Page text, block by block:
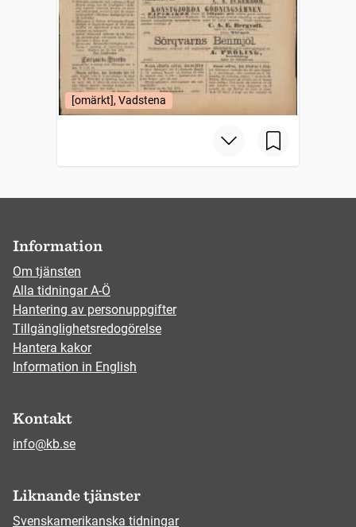
[omärkt], Vadstena
Information
Om tjänsten
Alla tidningar A-Ö
Hantering av personuppgifter
Tillgänglighetsredogörelse
Hantera kakor
Information in English
Kontakt
info@kb.se
Liknande tjänster
Svenskamerikanska tidningar